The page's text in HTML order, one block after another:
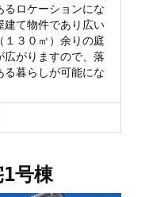
るロケーションにな
建て物件であり広い
１３０㎡）余りの庭
広がりますので、落
る暮らしが可能にな
号棟